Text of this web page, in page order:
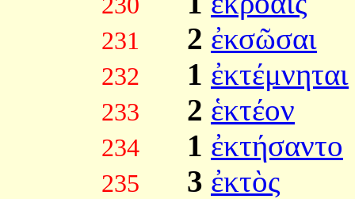
231 2 ἐκσῶσαι
232 1 ἐκτέμνηται
233 2 ἑκτέον
234 1 ἐκτήσαντο
235 3 ἐκτὸς